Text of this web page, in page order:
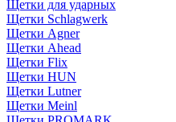
Щетки для ударных
Щетки Schlagwerk
Щетки Agner
Щетки Ahead
Щетки Flix
Щетки HUN
Щетки Lutner
Щетки Meinl